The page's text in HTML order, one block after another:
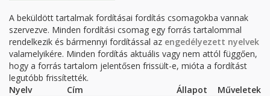
A beküldött tartalmak fordításai fordítás csomagokba vannak
szervezve. Minden fordítási csomag egy forrás tartalommal
rendelkezik és bármennyi fordítással az engedélyezett nyelvek
valamelyikére. Minden fordítás aktuális vagy nem attól függően,
hogy a forrás tartalom jelentősen frissült-e, mióta a fordítást
legutóbb frissítették.
Nyelv
Cím Állapot
Műveletek